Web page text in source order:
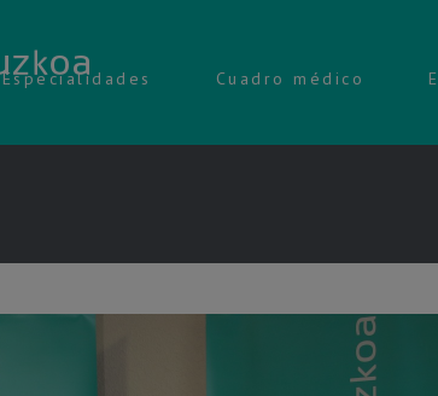
Especialidades Cuadro médico